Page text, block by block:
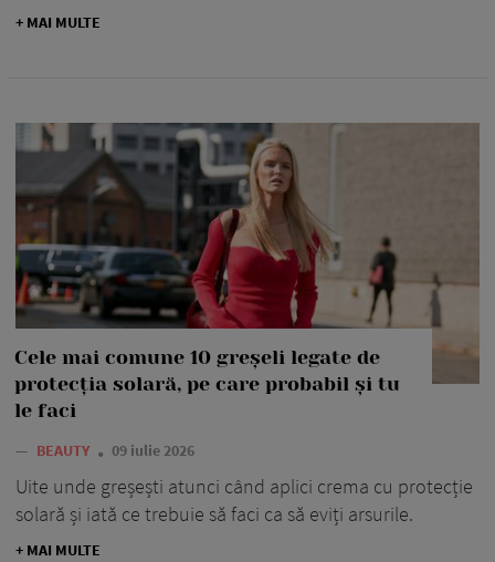
+ MAI MULTE
Cele mai comune 10 greșeli legate de
protecția solară, pe care probabil și tu
le faci
— BEAUTY 09 iulie 2026
Uite unde greșești atunci când aplici crema cu protecție
solară și iată ce trebuie să faci ca să eviți arsurile.
+ MAI MULTE